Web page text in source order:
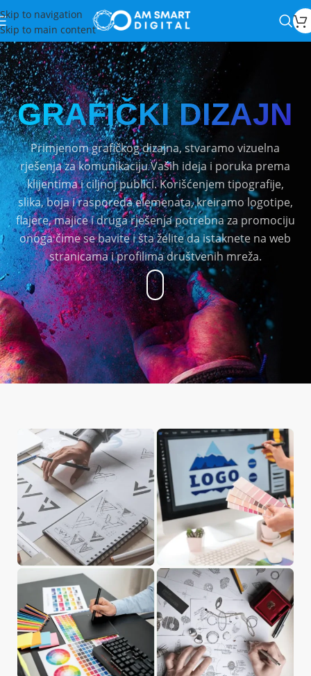
Skip to navigation
Skip to main content
GRAFIČKI DIZAJN
Primjenom grafičkog dizajna, stvaramo vizuelna
rješenja za komunikaciju Vaših ideja i poruka prema
klijentima i ciljnoj publici. Korišćenjem tipografije,
slika, boja i rasporeda elemenata, kreiramo logotipe,
flajere, majice i druga rješenja potrebna za promociju
onoga čime se bavite i šta želite da istaknete na web
stranicama i profilima društvenih mreža.